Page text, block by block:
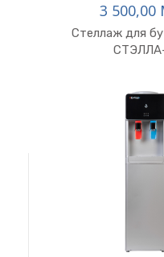
3 500,00
Стеллаж для